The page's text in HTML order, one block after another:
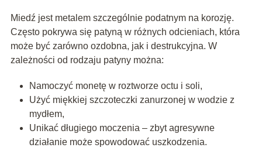
Miedź jest metalem szczególnie podatnym na korozję.
Często pokrywa się patyną w różnych odcieniach, która
może być zarówno ozdobna, jak i destrukcyjna. W
zależności od rodzaju patyny można:
Namoczyć monetę w roztworze octu i soli,
Użyć miękkiej szczoteczki zanurzonej w wodzie z
mydłem,
Unikać długiego moczenia – zbyt agresywne
działanie może spowodować uszkodzenia.